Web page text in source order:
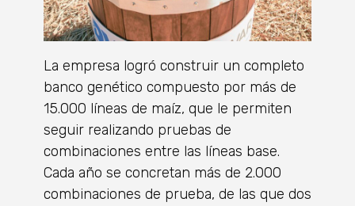
La empresa logró construir un completo
banco genético compuesto por más de
15.000 líneas de maíz, que le permiten
seguir realizando pruebas de
combinaciones entre las líneas base.
Cada año se concretan más de 2.000
combinaciones de prueba, de las que dos